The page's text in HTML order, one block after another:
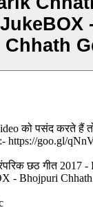
Chhath
को पसंद करते हैं
https://goo.gl/
छठ गीत 2017 -
- Bhojpuri